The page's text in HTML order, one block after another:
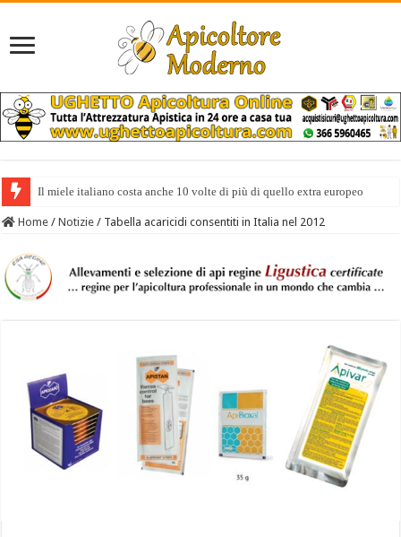
Il miele italiano costa anche 10 volte di più di quello extra europeo
Home / Notizie / Tabella acaricidi consentiti in Italia nel 2012